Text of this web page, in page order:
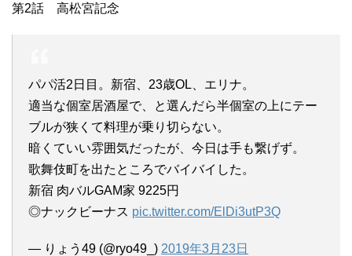
第2話 高松宮記念
パパ活2日目。新宿、23歳OL、エリナ。
適当な個室居酒屋で、と選んだら半個室の上にテー
ブルが狭くて料理が乗り切らない。
暗くていい雰囲気だったが、今日は手も繋げず。
歌舞伎町を出たところでバイバイした。
新宿 肉バルGAM家 9225円
◎ナックビーナス pic.twitter.com/ElDi3utP3Q
— りょう49 (@ryo49_) 2019年3月23日